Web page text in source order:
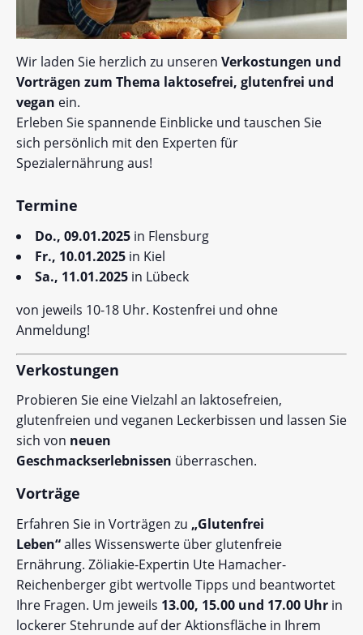
Wir laden Sie herzlich zu unseren Verkostungen und
Vorträgen zum Thema laktosefrei, glutenfrei und
vegan ein.
Erleben Sie spannende Einblicke und tauschen Sie
sich persönlich mit den Experten für
Spezialernährung aus!
Termine
Do., 09.01.2025 in Flensburg
Fr., 10.01.2025 in Kiel
Sa., 11.01.2025 in Lübeck
von jeweils 10-18 Uhr. Kostenfrei und ohne
Anmeldung!
Verkostungen
Probieren Sie eine Vielzahl an laktosefreien,
glutenfreien und veganen Leckerbissen und lassen Sie
sich von neuen
Geschmackserlebnissen überraschen.
Vorträge
Erfahren Sie in Vorträgen zu „Glutenfrei
Leben“alles Wissenswerte über glutenfreie
Ernährung. Zöliakie-Expertin Ute Hamacher-
Reichenberger gibt wertvolle Tipps und beantwortet
Ihre Fragen. Um jeweils 13.00, 15.00 und 17.00 Uhr in
lockerer Stehrundeauf der Aktionsfläche in Ihrem